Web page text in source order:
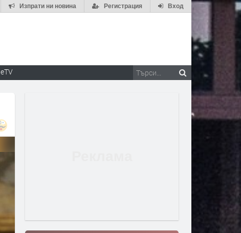
Вход
Регистрация
Изпрати ни новина
eTV